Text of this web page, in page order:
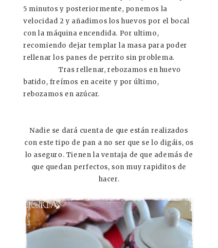
5 minutos y posteriormente, ponemos la
velocidad 2 y añadimos los huevos por el bocal
con la máquina encendida. Por ultimo,
recomiendo dejar templar la masa para poder
rellenar los panes de perrito sin problema.
Tras rellenar, rebozamos en huevo
batido, freímos en aceite y por último,
rebozamos en azúcar.
Nadie se dará cuenta de que están realizados
con este tipo de pan a no ser que se lo digáis, os
lo aseguro. Tienen la ventaja de que además de
que quedan perfectos, son muy rapiditos de
hacer.